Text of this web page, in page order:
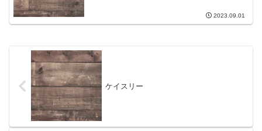
2023.09.01
ケイスリー